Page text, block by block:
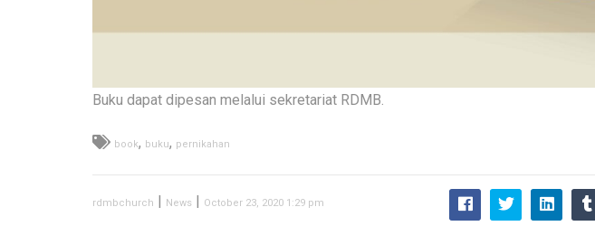
Buku dapat dipesan melalui sekretariat RDMB.
book, buku, pernikahan
rdmbchurch | News | October 23, 2020 1:29 pm